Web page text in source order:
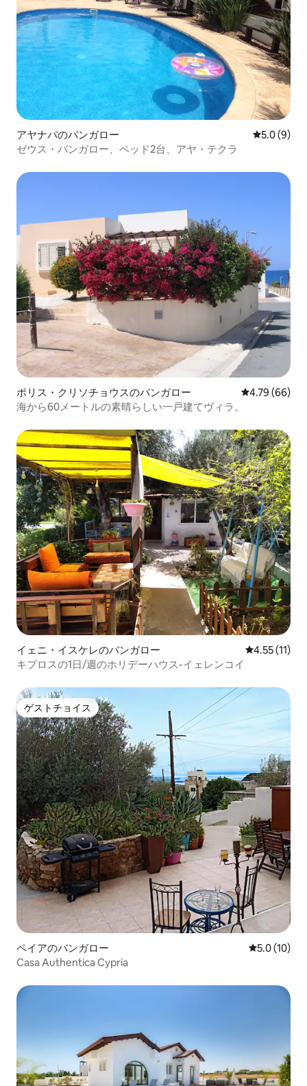
アヤナパのバンガロー レビュー9
5.0 (9)
ゼウス・バンガロー、ベッド2台、アヤ・テクラ
ポリス・クリソチョウスのバンガロー レビュー66
4.79 (66)
海から60メートルの素晴らしい一戸建てヴィラ。
イェニ・イスケレのバンガロー レビュー11
4.55 (11)
キプロスの1日/週のホリデーハウス-イェレンコイ
ゲストチョイス
ゲストチョイス
ペイアのバンガロー レビュー10
5.0 (10)
Casa Authentica Cypria